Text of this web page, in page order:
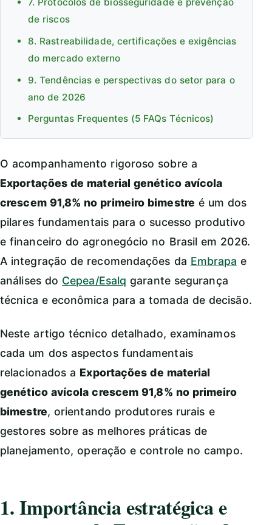
7. Protocolos de biosseguridade e prevenção
de riscos
8. Rastreabilidade, certificações e exigências
do mercado externo
9. Tendências e perspectivas do setor para o
ano de 2026
Perguntas Frequentes (5 FAQs Técnicos)
O acompanhamento rigoroso sobre a
Exportações de material genético avícola
crescem 91,8% no primeiro bimestre é um dos
pilares fundamentais para o sucesso produtivo
e financeiro do agronegócio no Brasil em 2026.
A integração de recomendações da Embrapa e
análises do Cepea/Esalq garante segurança
técnica e econômica para a tomada de decisão.
Neste artigo técnico detalhado, examinamos
cada um dos aspectos fundamentais
relacionados a Exportações de material
genético avícola crescem 91,8% no primeiro
bimestre, orientando produtores rurais e
gestores sobre as melhores práticas de
planejamento, operação e controle no campo.
1. Importância estratégica e